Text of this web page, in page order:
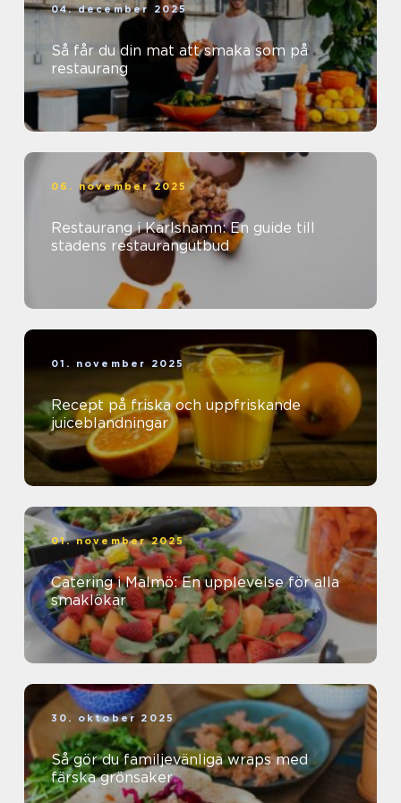
04. december 2025
Så får du din mat att smaka som på
restaurang
06. november 2025
Restaurang i Karlshamn: En guide till
stadens restaurangutbud
01. november 2025
Recept på friska och uppfriskande
juiceblandningar
01. november 2025
Catering i Malmö: En upplevelse för alla
smaklökar
30. oktober 2025
Så gör du familjevänliga wraps med
färska grönsaker